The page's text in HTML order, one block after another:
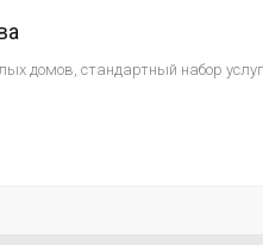
домов, стандартный набор услуг